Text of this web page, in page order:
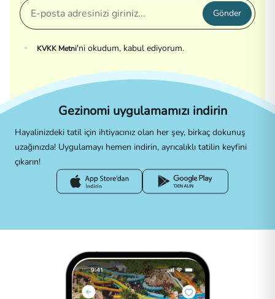
Gönder
KVKK Metni'ni okudum, kabul ediyorum.
Gezinomi uygulamamızı indirin
Hayalinizdeki tatil için ihtiyacınız olan her şey, birkaç dokunuş
uzağınızda! Uygulamayı hemen indirin, ayrıcalıklı tatilin keyfini
çıkarın!